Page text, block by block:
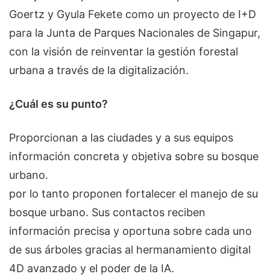
Goertz y Gyula Fekete como un proyecto de I+D
para la Junta de Parques Nacionales de Singapur,
con la visión de reinventar la gestión forestal
urbana a través de la digitalización.
¿Cuál es su punto?
Proporcionan a las ciudades y a sus equipos
información concreta y objetiva sobre su bosque
urbano.
por lo tanto proponen fortalecer el manejo de su
bosque urbano. Sus contactos reciben
información precisa y oportuna sobre cada uno
de sus árboles gracias al hermanamiento digital
4D avanzado y el poder de la IA.